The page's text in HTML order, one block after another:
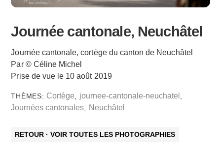
Journée cantonale, Neuchâtel
Journée cantonale, cortège du canton de Neuchâtel
Par © Céline Michel
Prise de vue le 10 août 2019
THÈMES: Cortège journee-cantonale-neuchatel
Journées cantonales Neuchâtel
RETOUR · VOIR TOUTES LES PHOTOGRAPHIES